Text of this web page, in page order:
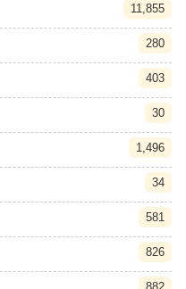
11,855
280
403
30
1,496
34
581
826